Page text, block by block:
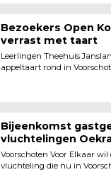
Bezoekers Open
verrast met taart
Leerlingen Theehuis
appeltaart rond in
Bijeenkomst
vluchtelingen
Voorschoten Voor Elkaar
vluchteling die nu in